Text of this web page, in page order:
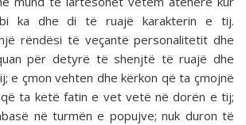
ka dhe di të ruajë karakterin e tij.
rëndësi të veçantë personalitetit dhe
për detyrë të shenjtë të ruajë dhe
e çmon vehten dhe kërkon që ta çmojnë
ta ketë fatin e vet vetë në dorën e tij;
në turmën e popujve; nuk duron të